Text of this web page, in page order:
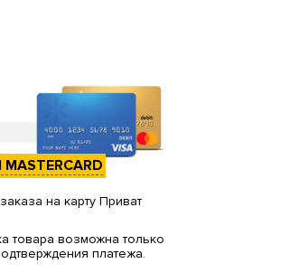
на карту Приват
товара возможна только
платежа.